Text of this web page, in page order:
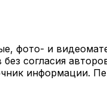
фото- и
согласия
информации.